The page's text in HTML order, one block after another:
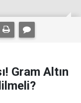
Gram Altın